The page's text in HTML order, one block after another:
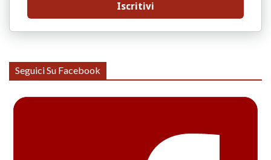
Iscritivi
Seguici Su Facebook